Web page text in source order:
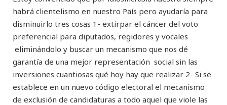
habrá clientelismo en nuestro País pero ayudaría para
disminuirlo tres cosas 1- extirpar el cáncer del voto
preferencial para diputados, regidores y vocales
eliminándolo y buscar un mecanismo que nos dé
garantía de una mejor representación social sin las
inversiones cuantiosas qué hoy hay que realizar 2- Si se
establece en un nuevo código electoral el mecanismo
de exclusión de candidaturas a todo aquel que viole las